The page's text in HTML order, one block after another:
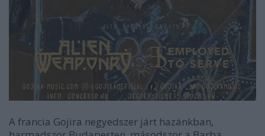
A francia Gojira negyedszer járt hazánkban,